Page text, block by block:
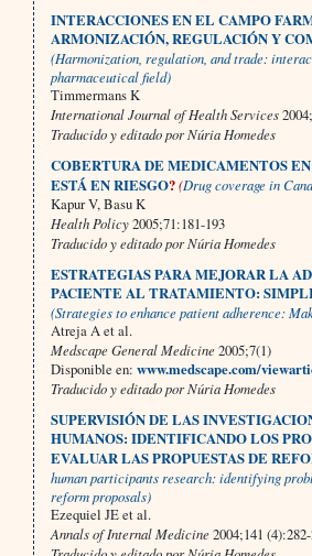
INTERACCIONES EN EL CAMPO
ARMONIZACIÓN, REGULACIÓN Y
(Harmonization, regulation, and trade:
pharmaceutical field)
Timmermans K
International Journal of Health Services
Traducido y editado por Núria Homedes
COBERTURA DE MEDICAMENTOS
ESTÁ EN RIESGO?(Drug coverage in
Kapur V, Basu K
Health Policy2005;71:181-193
Traducido y editado por Núria Homedes
ESTRATEGIAS PARA MEJORAR LA
PACIENTE AL TRATAMIENTO:
(Strategies to enhance patient adherence:
Atreja A et al.
Medscape General Medicine2005;7(1)
Disponible en: www.medscape.com/
Traducido y editado por Núria Homedes
SUPERVISIÓN DE LAS
HUMANOS: IDENTIFICANDO LOS
EVALUAR LAS PROPUESTAS DE
human participants research: identifying
reform proposals)
Ezequiel JE et al.
Annals of Internal Medicine2004;141